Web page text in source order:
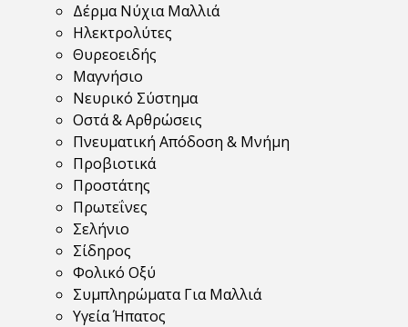
Δέρμα Νύχια Μαλλιά
Ηλεκτρολύτες
Θυρεοειδής
Μαγνήσιο
Νευρικό Σύστημα
Οστά & Αρθρώσεις
Πνευματική Απόδοση & Μνήμη
Προβιοτικά
Προστάτης
Πρωτεΐνες
Σελήνιο
Σίδηρος
Φολικό Οξύ
Συμπληρώματα Για Μαλλιά
Υγεία Ήπατος